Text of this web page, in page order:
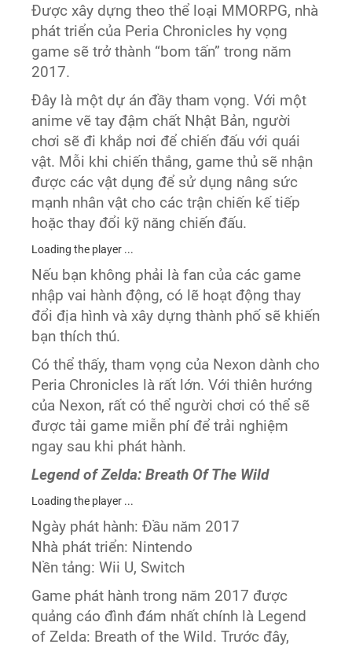
Được xây dựng theo thể loại MMORPG, nhà
phát triển của Peria Chronicles hy vọng
game sẽ trở thành “bom tấn” trong năm
2017.
Đây là một dự án đầy tham vọng. Với một
anime vẽ tay đậm chất Nhật Bản, người
chơi sẽ đi khắp nơi để chiến đấu với quái
vật. Mỗi khi chiến thắng, game thủ sẽ nhận
được các vật dụng để sử dụng nâng sức
mạnh nhân vật cho các trận chiến kế tiếp
hoặc thay đổi kỹ năng chiến đấu.
Loading the player ...
Nếu bạn không phải là fan của các game
nhập vai hành động, có lẽ hoạt động thay
đổi địa hình và xây dựng thành phố sẽ khiến
bạn thích thú.
Có thể thấy, tham vọng của Nexon dành cho
Peria Chronicles là rất lớn. Với thiên hướng
của Nexon, rất có thể người chơi có thể sẽ
được tải game miễn phí để trải nghiệm
ngay sau khi phát hành.
Legend of Zelda: Breath Of The Wild
Loading the player ...
Ngày phát hành: Đầu năm 2017
Nhà phát triển: Nintendo
Nền tảng: Wii U, Switch
Game phát hành trong năm 2017 được
quảng cáo đình đám nhất chính là Legend
of Zelda: Breath of the Wild. Trước đây,